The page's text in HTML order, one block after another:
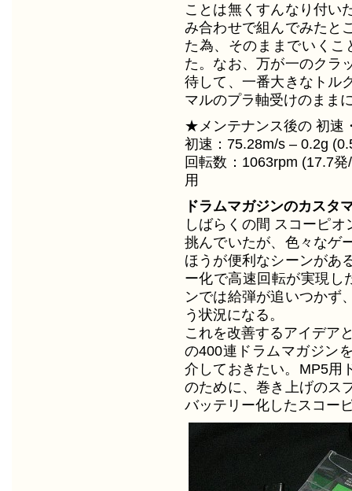
ことは無くすんなり付い
み合わせで組んでみたと
た為、そのままでいく
た。なお、万が一のクラ
待して、一番大きなトル
マルのプラ軸受けのまま
★メンテナンス後の 初速
初速：75.28m/s – 0.2g
回転数：1063rpm (17.7
用
ドラムマガジンのカスタ
しばらくの間 スコーピ
挑んでいたが、色々なゲ
ほうが便利なシーンがあ
ー化で高速回転が実現し
ンでは給弾が追いつかず
う状況になる。
これを改善するアイデア
の400連ドラムマガジン
介しておきたい。MP5用
のために、巻き上げのス
バッテリー化したスコー